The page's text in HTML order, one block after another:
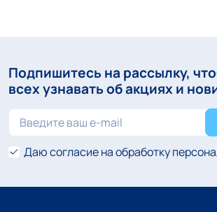
Подпишитесь на рассылку,
всех узнавать об акциях и
Даю согласие на обработку